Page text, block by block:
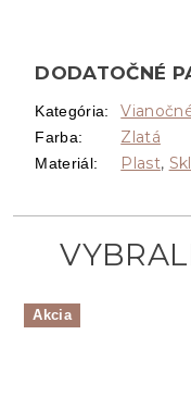
Akcia
DODATOČNÉ
Kategória:
Farba: Zlatá
Materiál: Plast,